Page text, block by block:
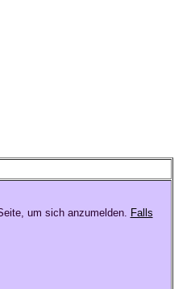
um sich anzumelden. Falls